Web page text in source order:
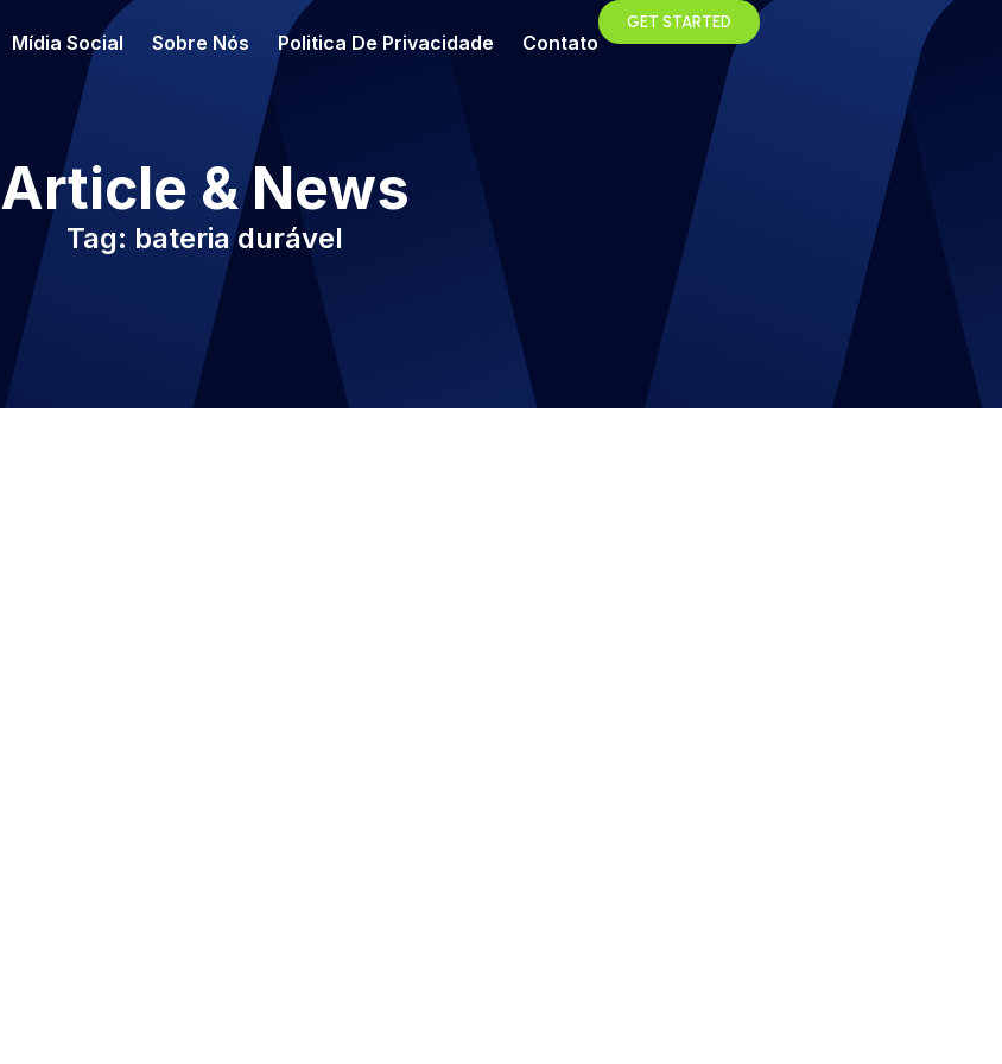
Mídia Social Sobre Nós Politica De Privacidade Contato
GET STARTED
Article & News
Tag: bateria durável